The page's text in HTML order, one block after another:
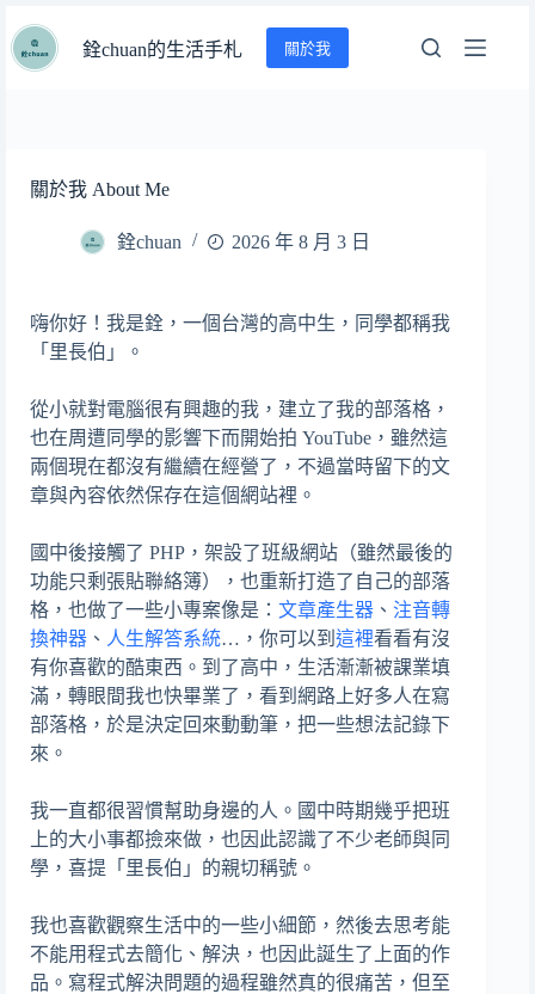
至
銓chuan的生活手札 關於我
關於我 About Me
銓chuan 2026 年 8 月 3 日
嗨你好！我是銓，一個台灣的高中生，同學都稱我
「里長伯」。
從小就對電腦很有興趣的我，建立了我的部落格，
也在周遭同學的影響下而開始拍 YouTube，雖然這
兩個現在都沒有繼續在經營了，不過當時留下的文
章與內容依然保存在這個網站裡。
國中後接觸了 PHP，架設了班級網站（雖然最後的
功能只剩張貼聯絡簿），也重新打造了自己的部落
格，也做了一些小專案像是： 文章產生器 、 注音轉
換神器 、 人生解答系統…，你可以到 這裡看看有沒
有你喜歡的酷東西。到了高中，生活漸漸被課業填
滿，轉眼間我也快畢業了，看到網路上好多人在寫
部落格，於是決定回來動動筆，把一些想法記錄下
來。
我一直都很習慣幫助身邊的人。國中時期幾乎把班
上的大小事都撿來做，也因此認識了不少老師與同
學，喜提「里長伯」的親切稱號。
我也喜歡觀察生活中的一些小細節，然後去思考能
不能用程式去簡化、解決，也因此誕生了上面的作
品。寫程式解決問題的過程雖然真的很痛苦，但至